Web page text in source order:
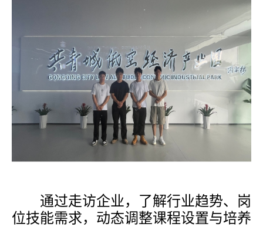
通过走访企业，了解行业趋势、岗
位技能需求，动态调整课程设置与培养